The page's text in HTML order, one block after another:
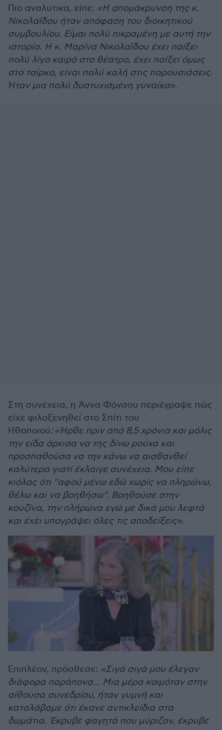
Πιο αναλυτικα, είπε: «Η απομάκρυνση της κ.
Νικολαΐδου ήταν απόφαση του διοικητικού
συμβουλίου. Είμαι πολύ πικραμένη με αυτή την
ιστορία. Η κ. Μαρίνα Νικολαΐδου έχει παίξει
πολύ λίγο καιρό στο θέατρο, έχει παίξει όμως
στο τσίρκο, είναι πολύ καλή στις παρουσιάσεις.
Ήταν μια πολύ δυστυχισμένη γυναίκα».
Στη συνέχεια, η Άννα Φόνσου περιέγραψε πώς
είχε φιλοξενηθεί στο Σπίτι του
Ηθοποιού: «Ήρθε πριν από 8,5 χρόνια και μόλις
την είδα άρχισα να της δίνω ρούχα και
προσπαθούσα να την κάνω να αισθανθεί
καλύτερα γιατί έκλαιγε συνέχεια. Μου είπε
κιόλας ότι ''αφού μένω εδώ χωρίς να πληρώνω,
θέλω και να βοηθήσω''. Βοηθούσε στην
κουζίνα, την πλήρωνα εγώ με δικά μου λεφτά
και έχει υπογράψει όλες τις αποδείξεις».
Επιπλέον, πρόσθεσε: «Σιγά σιγά μου έλεγαν
διάφορα παράπονα… Μια μέρα κοιμόταν στην
αίθουσα συνεδρίου, ήταν γυμνή και
καταλάβαμε ότι έκανε αντικλείδια στα
δωμάτια. Έκρυβε φαγητά που μύριζαν, έκρυβε